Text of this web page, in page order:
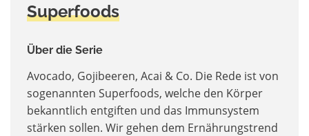
Superfoods
Über die Serie
Avocado, Gojibeeren, Acai & Co. Die Rede ist von
sogenannten Superfoods, welche den Körper
bekanntlich entgiften und das Immunsystem
stärken sollen. Wir gehen dem Ernährungstrend